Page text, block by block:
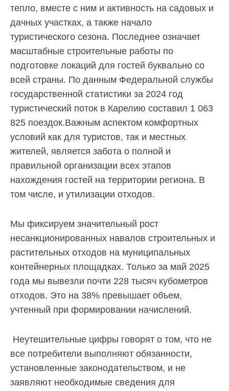
за
услугу
по
обращению
с
ТКО
Для
юридических
лиц
(договоры,
допсоглашения):
8
(8142)
79-82-
;
Для
юридических
по
платежным
документам
(неполучение,
смена
адреса,
запрос
дубликатов
ПД
и
тепло, вместе с ним и активность на садовых и
дачных участках, а также начало
туристического сезона. Последнее означает
масштабные строительные работы по
подготовке локаций для гостей буквально со
всей страны. По данным Федеральной службы
государственной статистики за 2024 год
туристический поток в Карелию составил 1 063
825 поездок.Важным аспектом комфортных
условий как для туристов, так и местных
жителей, является забота о полной и
правильной организации всех этапов
нахождения гостей на территории региона. В
том числе, и утилизации отходов.
Мы фиксируем значительный рост
несанкционированных навалов строительных и
растительных отходов на муниципальных
контейнерных площадках. Только за май 2025
года мы вывезли почти 228 тысяч кубометров
отходов. Это на 38% превышает объем,
учтенный при формировании начислений.
Неутешительные цифры говорят о том, что не
все потребители выполняют обязанности,
установленные законодательством, и не
заявляют необходимые сведения для